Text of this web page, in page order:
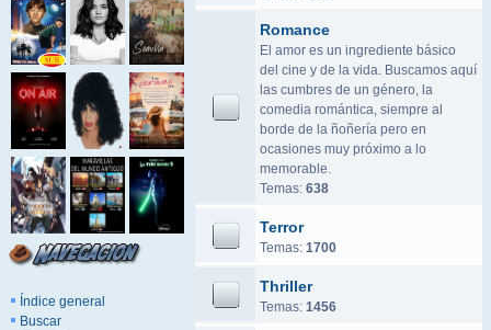
Índice general
Buscar
Romance
El amor es un ingrediente básico
del cine y de la vida. Buscamos aquí
las cumbres de un género, la
comedia romántica, siempre al
borde de la ñoñería pero en
ocasiones muy próximo a lo
memorable.
Temas: 638
Terror
Temas: 1700
Thriller
Temas: 1456